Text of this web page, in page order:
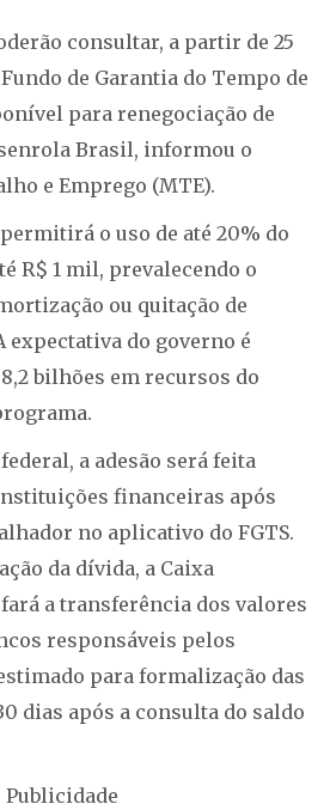
consultar, a partir de 25
de Garantia do Tempo de
para renegociação de
Brasil, informou o
e Emprego (MTE).
o uso de até 20% do
R$ 1 mil, prevalecendo o
ou quitação de
expectativa do governo é
bilhões em recursos do
a adesão será feita
financeiras após
no aplicativo do FGTS.
da dívida, a Caixa
a transferência dos valores
responsáveis pelos
para formalização das
dias após a consulta do saldo
Publicidade